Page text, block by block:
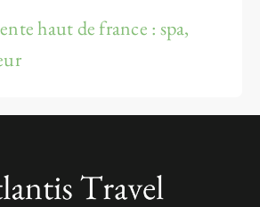
haut de france : spa,